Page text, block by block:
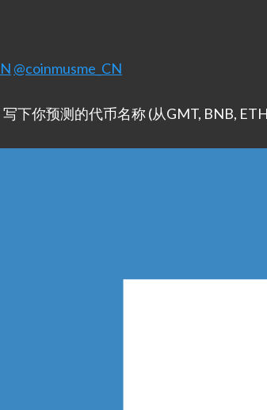
@coinmusme_CN
下你预测的代币名称 (从GMT, BNB,